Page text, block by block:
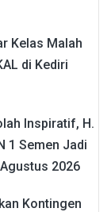
Kelas Malah
di Kediri
Inspiratif, H.
1 Semen Jadi
2026
Kontingen